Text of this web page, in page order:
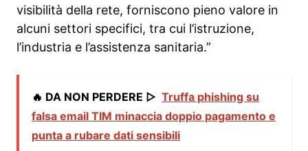
visibilità della rete, forniscono pieno valore in
alcuni settori specifici, tra cui l’istruzione,
l’industria e l’assistenza sanitaria.”
🔥 DA NON PERDERE ▷ Truffa phishing su
falsa email TIM minaccia doppio pagamento e
punta a rubare dati sensibili